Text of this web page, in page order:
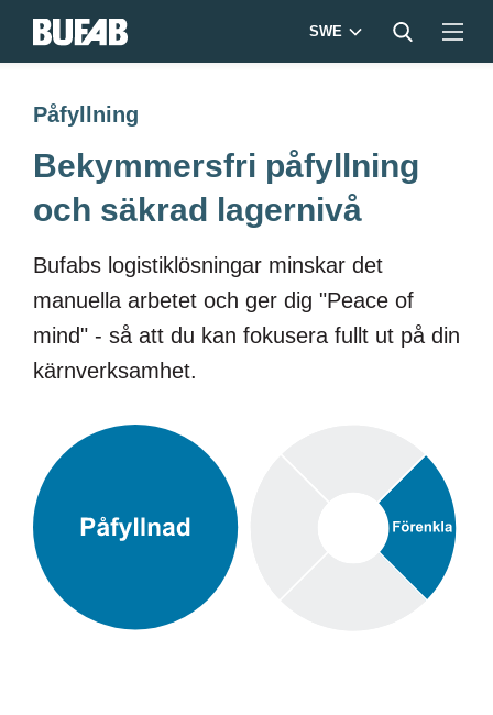
SWE
Påfyllning
Bekymmersfri påfyllning
och säkrad lagernivå
Bufabs logistiklösningar minskar det
manuella arbetet och ger dig "Peace of
mind" - så att du kan fokusera fullt ut på din
kärnverksamhet.